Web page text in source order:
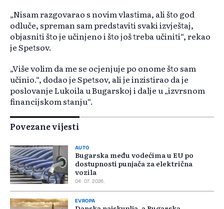
„Nisam razgovarao s novim vlastima, ali što god
odluče, spreman sam predstaviti svaki izvještaj,
objasniti što je učinjeno i što još treba učiniti“, rekao
je Spetsov.
„Više volim da me se ocjenjuje po onome što sam
učinio.“, dodao je Spetsov, ali je inzistirao da je
poslovanje Lukoila u Bugarskoj i dalje u „izvrsnom
financijskom stanju“.
Povezane vijesti
AUTO
Bugarska među vodećima u EU po
dostupnosti punjača za električna
vozila
04. 07. 2026.
EVROPA